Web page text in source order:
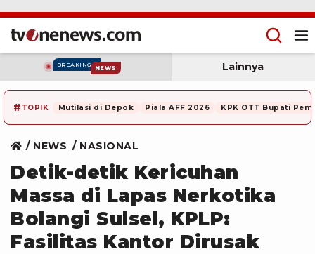
BREAKING NEWS Lainnya
# TOPIK Mutilasi di Depok Piala AFF 2026 KPK OTT Bupati
NEWS NASIONAL
Detik-detik Kericuhan
Massa di Lapas Nerkotika
Bolangi Sulsel, KPLP:
Fasilitas Kantor Dirusak